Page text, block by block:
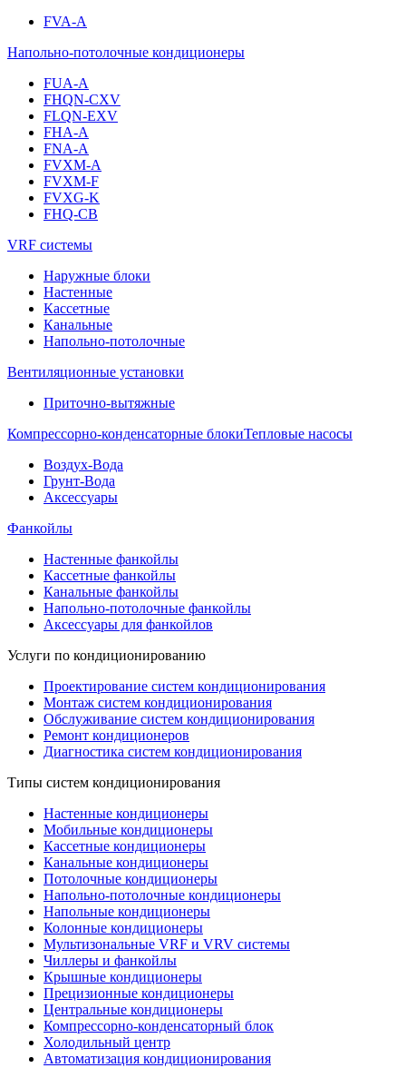
FVA-A
Напольно-потолочные кондиционеры
FUA-A
FHQN-CXV
FLQN-EXV
FHA-A
FNA-A
FVXM-A
FVXM-F
FVXG-K
FHQ-CB
VRF системы
Наружные блоки
Настенные
Кассетные
Канальные
Напольно-потолочные
Вентиляционные установки
Приточно-вытяжные
Компрессорно-конденсаторные блокиТепловые насосы
Воздух-Вода
Грунт-Вода
Аксессуары
Фанкойлы
Настенные фанкойлы
Кассетные фанкойлы
Канальные фанкойлы
Напольно-потолочные фанкойлы
Аксессуары для фанкойлов
Услуги по кондиционированию
Проектирование систем кондиционирования
Монтаж систем кондиционирования
Обслуживание систем кондиционирования
Ремонт кондиционеров
Диагностика систем кондиционирования
Типы систем кондиционирования
Настенные кондиционеры
Мобильные кондиционеры
Кассетные кондиционеры
Канальные кондиционеры
Потолочные кондиционеры
Напольно-потолочные кондиционеры
Напольные кондиционеры
Колонные кондиционеры
Мультизональные VRF и VRV системы
Чиллеры и фанкойлы
Крышные кондиционеры
Прецизионные кондиционеры
Центральные кондиционеры
Компрессорно-конденсаторный блок
Холодильный центр
Автоматизация кондиционирования